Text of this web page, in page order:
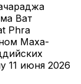
Ват
Phra
Маха-
11 июня 2026